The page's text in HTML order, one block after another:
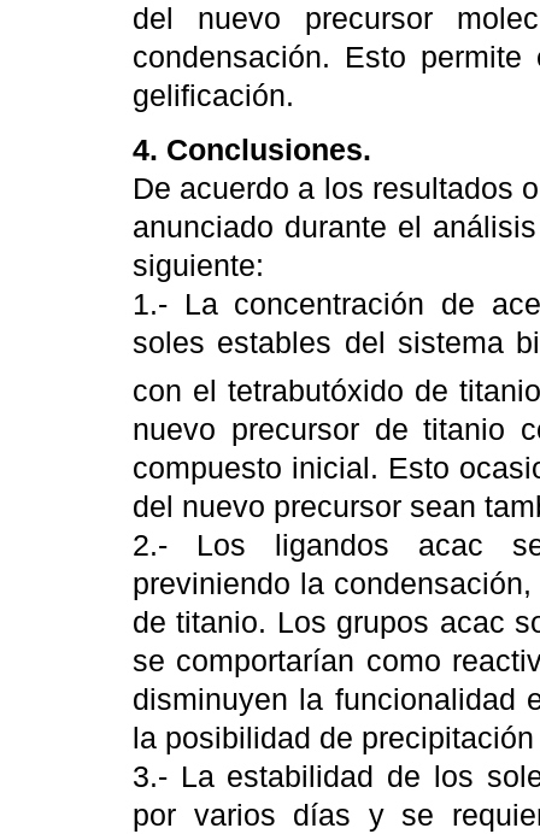
del nuevo precursor
condensación. Esto
gelificación.
4. Conclusiones.
De acuerdo a los resultados
anunciado durante el
siguiente:
1.- La concentración de
soles estables del sistema
con el tetrabutóxido de
nuevo precursor de titanio
compuesto inicial. Esto
del nuevo precursor sean
2.- Los ligandos acac
previniendo la
de titanio. Los grupos acac
se comportarían como
disminuyen la funcionalidad
la posibilidad de
3.- La estabilidad de los
por varios días y se